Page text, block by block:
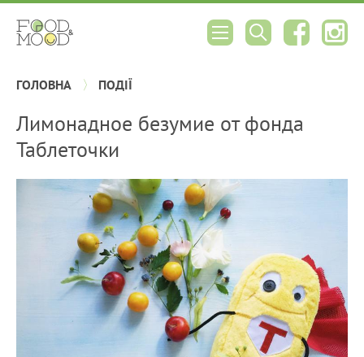
ГОЛОВНА ПОДІЇ
Лимонадное безумие от фонда
Таблеточки